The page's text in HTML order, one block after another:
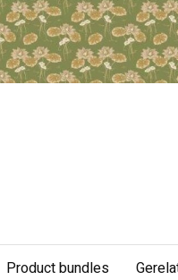
Product bundles